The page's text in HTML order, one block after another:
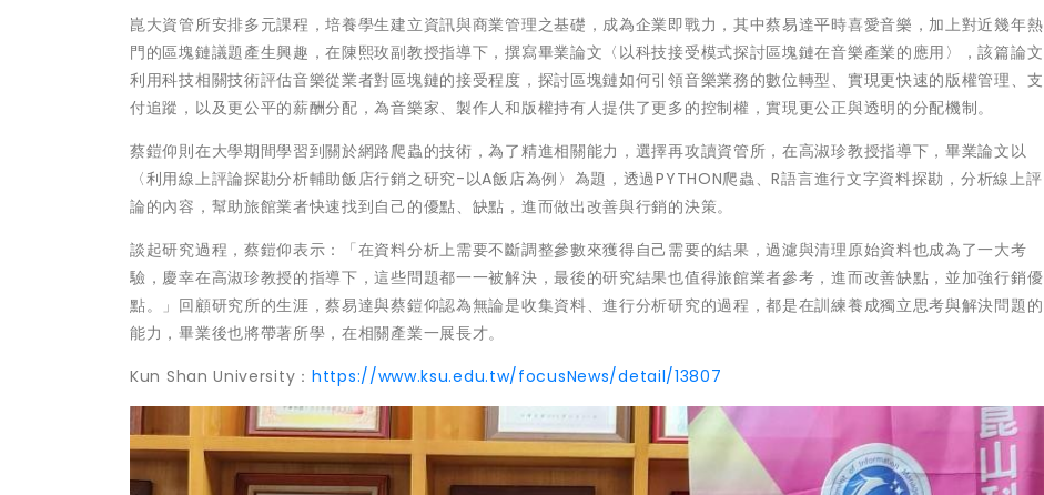
崑大資管所安排多元課程，培養學生建立資訊與商業管理之基礎，成為企業即戰力，其中蔡易達平時喜愛音樂，加上對近幾年熱
門的區塊鏈議題產生興趣，在陳熙玫副教授指導下，撰寫畢業論文〈以科技接受模式探討區塊鏈在音樂產業的應用〉，該篇論文
利用科技相關技術評估音樂從業者對區塊鏈的接受程度，探討區塊鏈如何引領音樂業務的數位轉型、實現更快速的版權管理、支
付追蹤，以及更公平的薪酬分配，為音樂家、製作人和版權持有人提供了更多的控制權，實現更公正與透明的分配機制。
蔡鎧仰則在大學期間學習到關於網路爬蟲的技術，為了精進相關能力，選擇再攻讀資管所，在高淑珍教授指導下，畢業論文以
〈利用線上評論探勘分析輔助飯店行銷之研究-以A飯店為例〉為題，透過PYTHON爬蟲、R語言進行文字資料探勘，分析線上評
論的內容，幫助旅館業者快速找到自己的優點、缺點，進而做出改善與行銷的決策。
談起研究過程，蔡鎧仰表示：「在資料分析上需要不斷調整參數來獲得自己需要的結果，過濾與清理原始資料也成為了一大考
驗，慶幸在高淑珍教授的指導下，這些問題都一一被解決，最後的研究結果也值得旅館業者參考，進而改善缺點，並加強行銷優
點。」回顧研究所的生涯，蔡易達與蔡鎧仰認為無論是收集資料、進行分析研究的過程，都是在訓練養成獨立思考與解決問題的
能力，畢業後也將帶著所學，在相關產業一展長才。
Kun Shan University： https://www.ksu.edu.tw/focusNews/detail/13807